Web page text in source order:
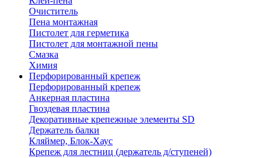
Очиститель
Пена монтажная
Пистолет для герметика
Пистолет для монтажной пены
Смазка
Химия
Перфорированный крепеж
Перфорированный крепеж
Анкерная пластина
Гвоздевая пластина
Декоративные крепежные элементы SD
Держатель балки
Кляймер, Блок-Хаус
Крепеж для лестниц (держатель д/ступеней)